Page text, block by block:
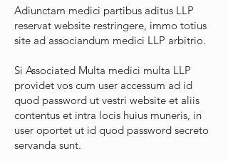
Adiunctam medici partibus aditus LLP
reservat website restringere, immo totius
site ad associandum medici LLP arbitrio.
Si Associated Multa medici multa LLP
providet vos cum user accessum ad id
quod password ut vestri website et aliis
contentus et intra locis huius muneris, in
user oportet ut id quod password secreto
servanda sunt.